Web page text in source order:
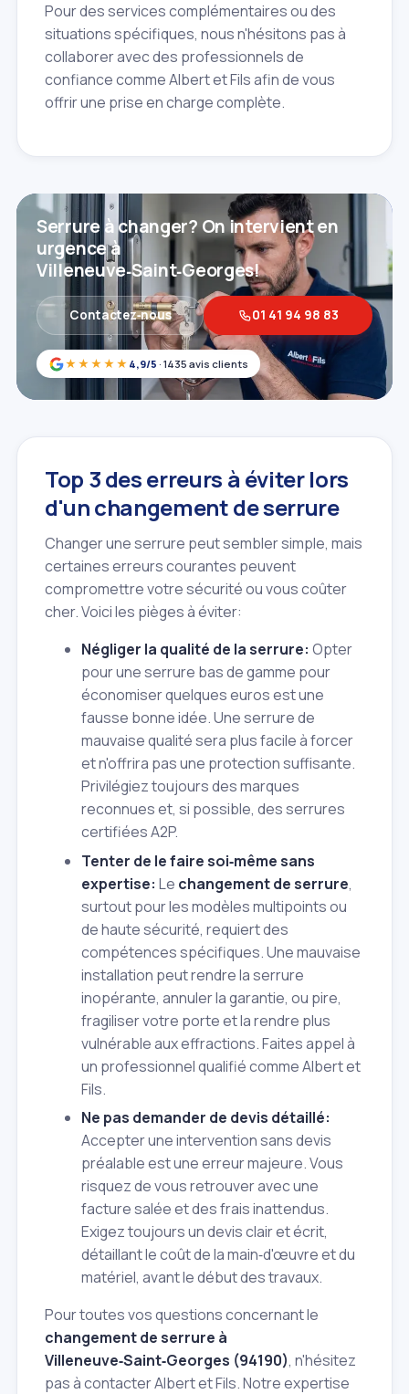
Pour des services complémentaires ou des
situations spécifiques, nous n'hésitons pas à
collaborer avec des professionnels de
confiance comme Albert et Fils afin de vous
offrir une prise en charge complète.
★★★★★ 4,9/5 · 1435 avis clients
Serrure à changer? On intervient en
urgence à
Villeneuve‑Saint‑Georges!
Contactez‑nous 01 41 94 98 83
Top 3 des erreurs à éviter lors
d'un changement de serrure
Changer une serrure peut sembler simple, mais
certaines erreurs courantes peuvent
compromettre votre sécurité ou vous coûter
cher. Voici les pièges à éviter:
Négliger la qualité de la serrure: Opter
pour une serrure bas de gamme pour
économiser quelques euros est une
fausse bonne idée. Une serrure de
mauvaise qualité sera plus facile à forcer
et n'offrira pas une protection suffisante.
Privilégiez toujours des marques
reconnues et, si possible, des serrures
certifiées A2P.
Tenter de le faire soi‑même sans
expertise: Le changement de serrure,
surtout pour les modèles multipoints ou
de haute sécurité, requiert des
compétences spécifiques. Une mauvaise
installation peut rendre la serrure
inopérante, annuler la garantie, ou pire,
fragiliser votre porte et la rendre plus
vulnérable aux effractions. Faites appel à
un professionnel qualifié comme Albert et
Fils.
Ne pas demander de devis détaillé:
Accepter une intervention sans devis
préalable est une erreur majeure. Vous
risquez de vous retrouver avec une
facture salée et des frais inattendus.
Exigez toujours un devis clair et écrit,
détaillant le coût de la main‑d'œuvre et du
matériel, avant le début des travaux.
Pour toutes vos questions concernant le
changement de serrure à
Villeneuve‑Saint‑Georges (94190), n'hésitez
pas à contacter Albert et Fils. Notre expertise